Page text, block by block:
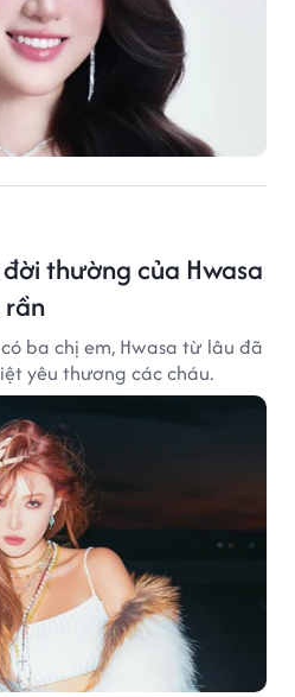
thường của Hwasa
ba chị em, Hwasa từ lâu đã
yêu thương các cháu.